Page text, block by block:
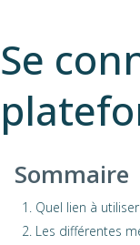
Se
Sommaire
1. Quel lien à
2. Les différentes